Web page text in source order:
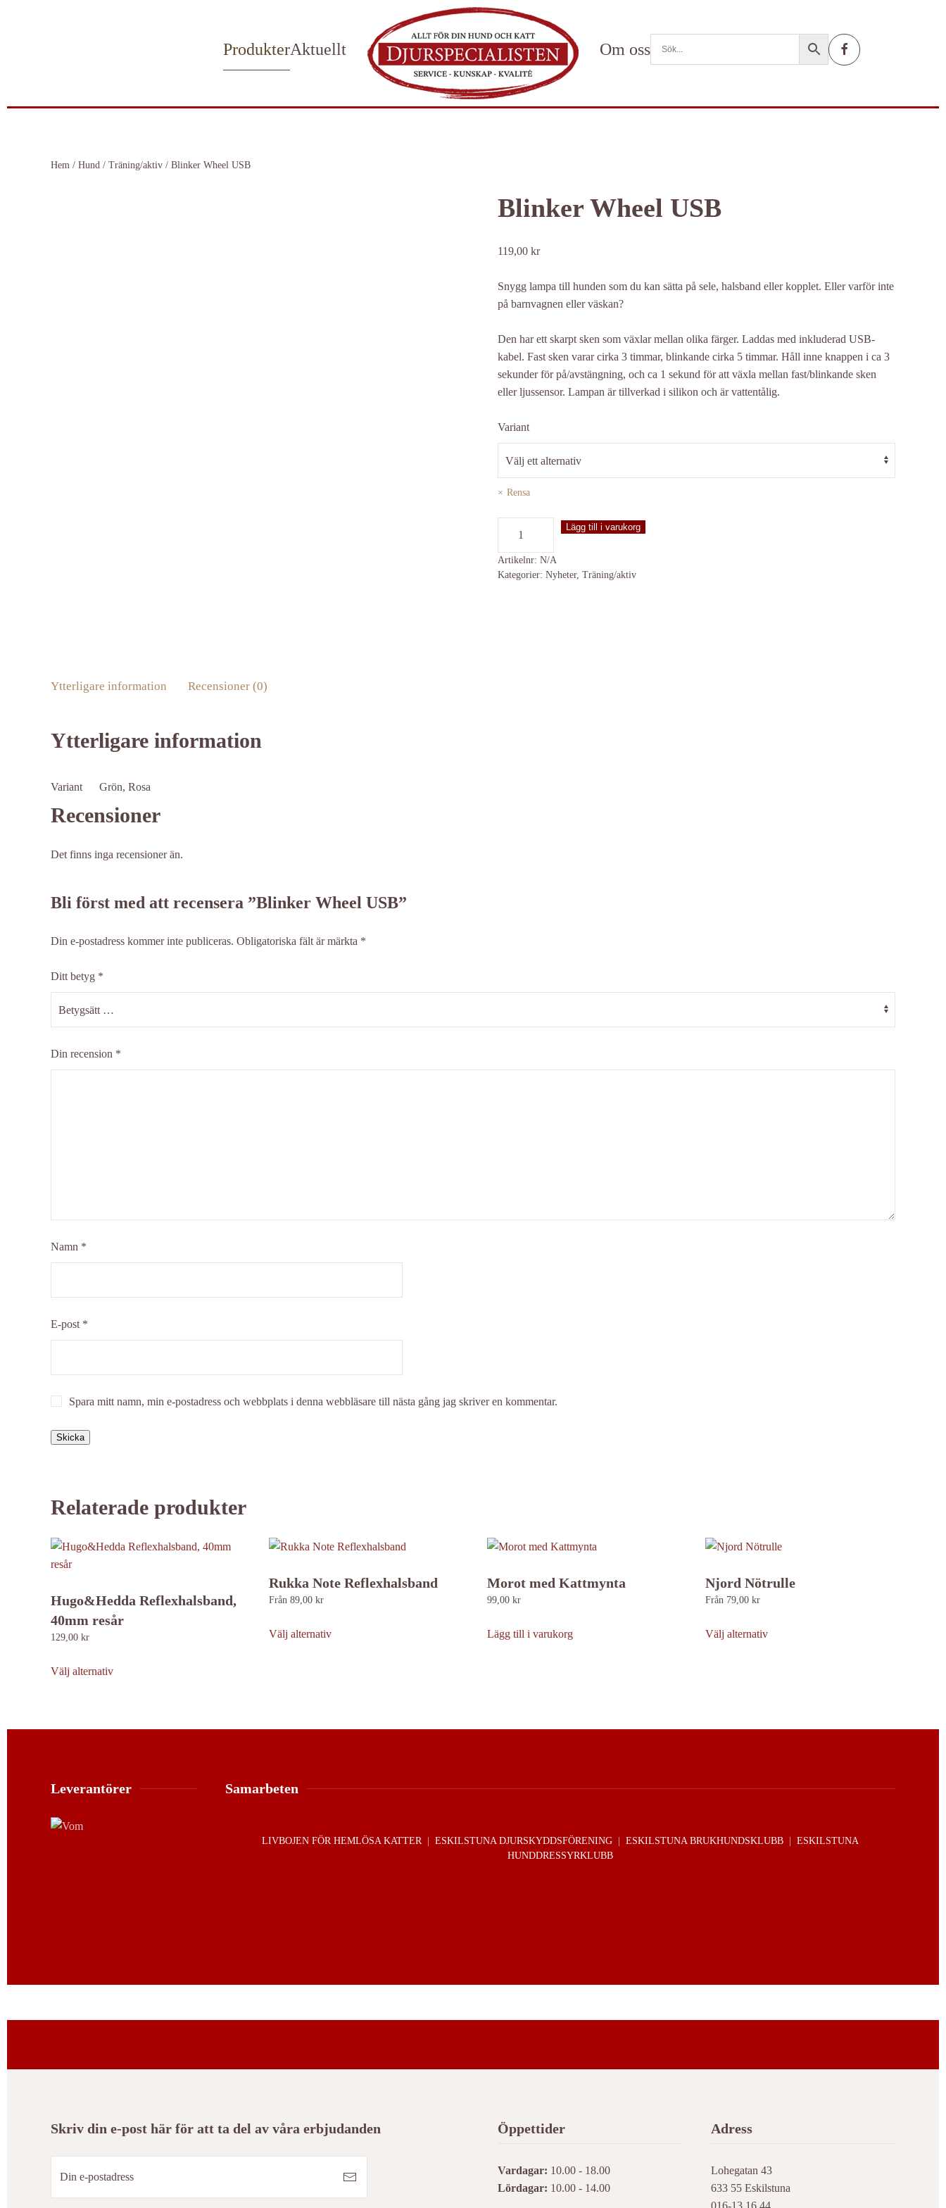
ProdukterAktuellt Om oss
Hem / Hund / Träning/aktiv / Blinker Wheel USB
Blinker Wheel USB
119,00 kr
Snygg lampa till hunden som du kan sätta på sele, halsband eller kopplet. Eller varför inte
på barnvagnen eller väskan?
Den har ett skarpt sken som växlar mellan olika färger. Laddas med inkluderad USB-
kabel. Fast sken varar cirka 3 timmar, blinkande cirka 5 timmar. Håll inne knappen i ca 3
sekunder för på/avstängning, och ca 1 sekund för att växla mellan fast/blinkande sken
eller ljussensor. Lampan är tillverkad i silikon och är vattentålig.
Variant
Rensa
USB
mängd
Lägg till i varukorg
Artikelnr: N/A
Kategorier: Nyheter, Träning/aktiv
Ytterligare information Recensioner (0)
Ytterligare information
Variant Grön, Rosa
Recensioner
Det finns inga recensioner än.
Bli först med att recensera ”Blinker Wheel USB”
Din e-postadress kommer inte publiceras. Obligatoriska fält är märkta *
Ditt betyg *
Din recension *
Namn *
E-post *
Spara mitt namn, min e-postadress och webbplats i denna webbläsare till nästa gång jag skriver en kommentar.
Relaterade produkter
Hugo&Hedda Reflexhalsband,
40mm resår
129,00 kr
Välj alternativhär
alternativen
Rukka Note Reflexhalsband
Från 89,00 kr
Välj alternativhär
väljas
Morot med Kattmynta
99,00 kr
Lägg till i varukorg
Njord Nötrulle
Från 79,00 kr
Välj alternativhär
väljas
Leverantörer Samarbeten
LIVBOJEN FÖR HEMLÖSA KATTER| ESKILSTUNA DJURSKYDDSFÖRENING ESKILSTUNA BRUKHUNDSKLUBB
ESKILSTUNA
HUNDDRESSYRKLUBB
Skriv din e-post här för att ta del av våra erbjudanden Öppettider
Vardagar: 10.00 - 18.00
Lördagar: 10.00 - 14.00
Adress
Lohegatan 43
633 55 Eskilstuna
016-13 16 44